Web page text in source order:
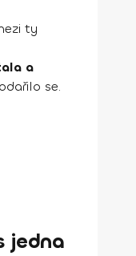
ty
a
se.
jedna